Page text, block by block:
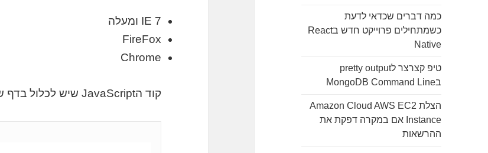
כמה דברים שכדאי לדעת
כשמתחילים פרוייקט חדש בReact
Native
טיפ קצרצר לpretty output
בMongoDB Command Line
הצלת Amazon Cloud AWS EC2
Instance אם במקרה דפקת את
ההרשאות
IE 7 ומעלה
FireFox
Chrome
קוד הJavaScript שיש לכלול בדף שעוטף את הSWF: